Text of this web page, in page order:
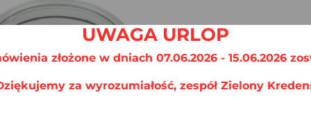
UWAGA URLOP
złożone w dniach 07.06.2026 - 15.06.2026
za wyrozumiałość, zespół Zielony